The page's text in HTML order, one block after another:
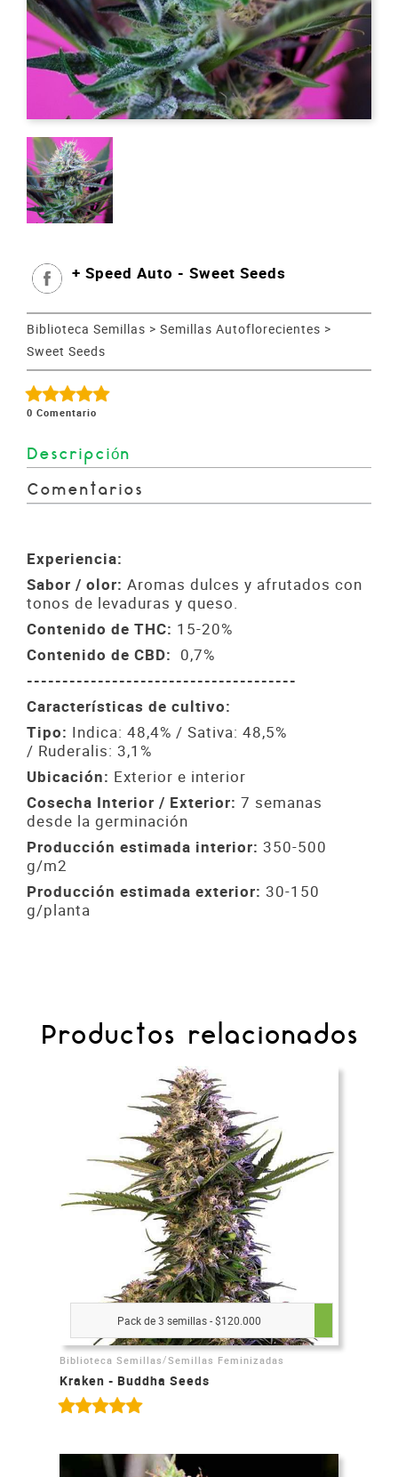
+ Speed Auto - Sweet Seeds
Biblioteca Semillas > Semillas Autoflorecientes >
Sweet Seeds
0 Comentario
Descripción
Comentarios
Experiencia:
Sabor / olor: Aromas dulces y afrutados con
tonos de levaduras y queso.
Contenido de THC: 15-20%
Contenido de CBD: 0,7%
--------------------------------------
Características de cultivo:
Tipo: Indica: 48,4% / Sativa: 48,5%
/ Ruderalis: 3,1%
Ubicación: Exterior e interior
Cosecha Interior / Exterior: 7 semanas
desde la germinación
Producción estimada interior: 350-500
g/m2
Producción estimada exterior: 30-150
g/planta
Productos relacionados
Pack de 3 semillas - $120.000
Biblioteca Semillas/Semillas Feminizadas
Kraken - Buddha Seeds